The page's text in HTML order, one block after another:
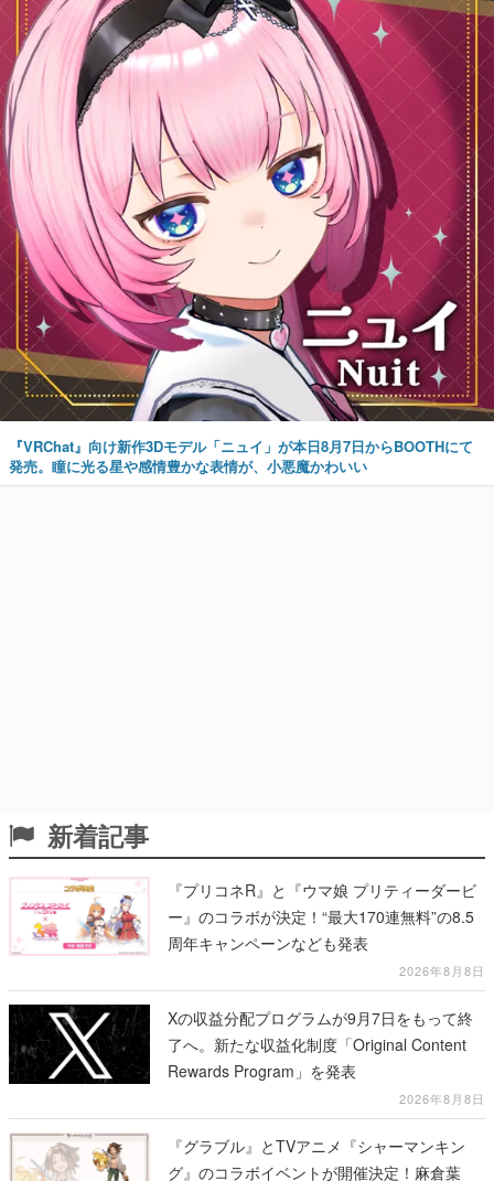
『VRChat』向け新作3Dモデル「ニュイ」が本日8月7日からBOOTHにて
発売。瞳に光る星や感情豊かな表情が、小悪魔かわいい
新着記事
『プリコネR』と『ウマ娘 プリティーダービ
ー』のコラボが決定！“最大170連無料”の8.5
周年キャンペーンなども発表
2026年8月8日
Xの収益分配プログラムが9月7日をもって終
了へ。新たな収益化制度「Original Content
Rewards Program」を発表
2026年8月8日
『グラブル』とTVアニメ『シャーマンキン
グ』のコラボイベントが開催決定！麻倉葉